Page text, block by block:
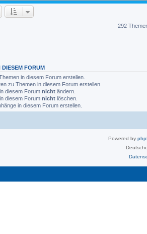
292
FORUM
in diesem Forum erstellen.
zu Themen in diesem Forum erstellen.
diesem Forum nicht ändern.
diesem Forum nicht löschen.
in diesem Forum erstellen.
Powered by